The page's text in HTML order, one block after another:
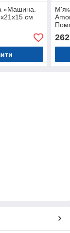
«Машина.
см
см
262